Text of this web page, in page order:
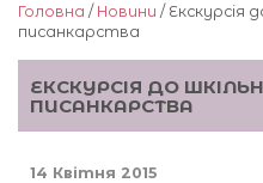
Головна / Новини / Екскурсія
писанкарства
ЕКСКУРСІЯ ДО
ПИСАНКАРСТВА
14 Квітня 2015